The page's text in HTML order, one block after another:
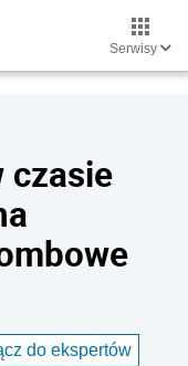
Serwisy
czasie
do ekspertów